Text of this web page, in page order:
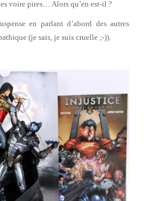
voire pires… Alors qu’en est-il ?
en parlant d’abord des autres
(je sais, je suis cruelle ;-)).